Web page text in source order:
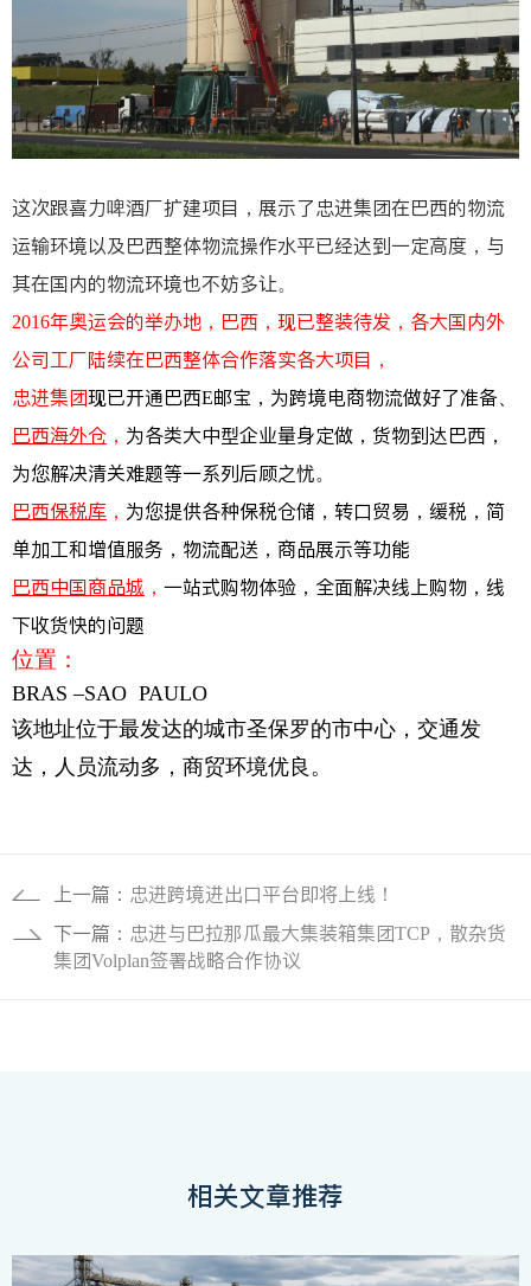
这次跟喜力啤酒厂扩建项目，展示了忠进集团在巴西的物流
运输环境以及巴西整体物流操作水平已经达到一定高度，与
其在国内的物流环境也不妨多让。
2016年奥运会的举办地，巴西，现已整装待发，各大国内外
公司工厂陆续在巴西整体合作落实各大项目，
忠进集团现已开通巴西E邮宝，为跨境电商物流做好了准备、
巴西海外仓 ， 为各类大中型企业量身定做，货物到达巴西，
为您解决清关难题等一系列后顾之忧。
巴西保税库 ， 为您提供各种保税仓储，转口贸易，缓税，简
单加工和增值服务，物流配送，商品展示等功能
巴西中国商品城 ， 一站式购物体验，全面解决线上购物，线
下收货快的问题
位置：
BRAS –SAO PAULO
该地址位于最发达的城市圣保罗的市中心，交通发
达，人员流动多，商贸环境优良。
上一篇： 忠进跨境进出口平台即将上线！
下一篇： 忠进与巴拉那瓜最大集装箱集团TCP，散杂货
集团Volplan签署战略合作协议
相关文章推荐